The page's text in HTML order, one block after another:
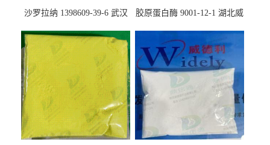
沙罗拉纳 1398609-39-6 武汉
胶原蛋白酶 9001-12-1 湖北威